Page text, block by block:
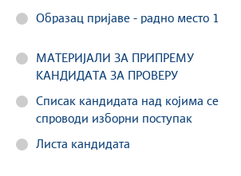
Образац пријаве - радно место 1
МАТЕРИЈАЛИ ЗА ПРИПРЕМУ
КАНДИДАТА ЗА ПРОВЕРУ
Списак кандидата над којима се
спроводи изборни поступак
Листа кандидата